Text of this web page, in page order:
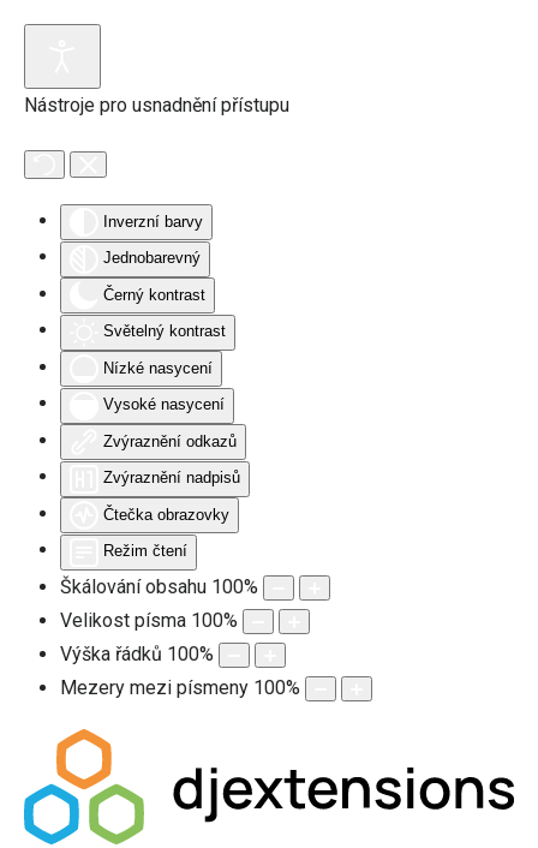
Nástroje pro usnadnění přístupu
Inverzní barvy
Jednobarevný
Černý kontrast
Světelný kontrast
Nízké nasycení
Vysoké nasycení
Zvýraznění odkazů
Zvýraznění nadpisů
Čtečka obrazovky
Režim čtení
Škálování obsahu 100%
Velikost písma 100%
Výška řádků 100%
Mezery mezi písmeny 100%